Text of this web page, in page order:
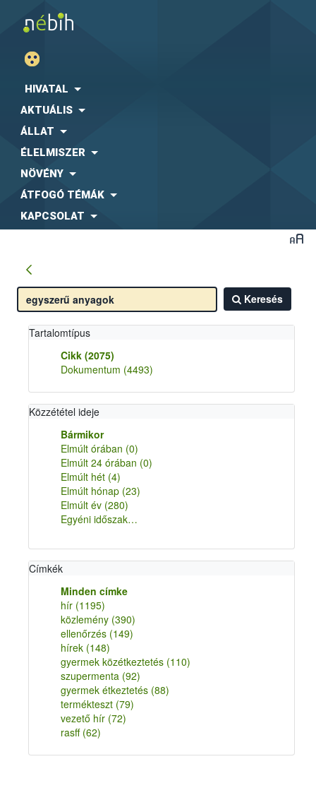
HIVATAL
AKTUÁLIS
ÁLLAT
ÉLELMISZER
NÖVÉNY
ÁTFOGÓ TÉMÁK
KAPCSOLAT
Keresés
Tartalomtípus
Cikk (2075)
Dokumentum (4493)
Közzététel ideje
Bármikor
Elmúlt órában (0)
Elmúlt 24 órában (0)
Elmúlt hét (4)
Elmúlt hónap (23)
Elmúlt év (280)
Egyéni időszak…
Címkék
Minden címke
hír (1195)
közlemény (390)
ellenőrzés (149)
hírek (148)
gyermek közétkeztetés (110)
szupermenta (92)
gyermek étkeztetés (88)
termékteszt (79)
vezető hír (72)
rasff (62)